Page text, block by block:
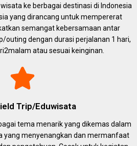
ke berbagai destinasi di Indonesia
yang dirancang untuk mempererat
semangat kebersamaan antar
outing dengan durasi perjalanan 1 hari,
atau sesuai keinginan.
Trip/Eduwisata
tema menarik yang dikemas dalam
yang menyenangkan dan mermanfaat